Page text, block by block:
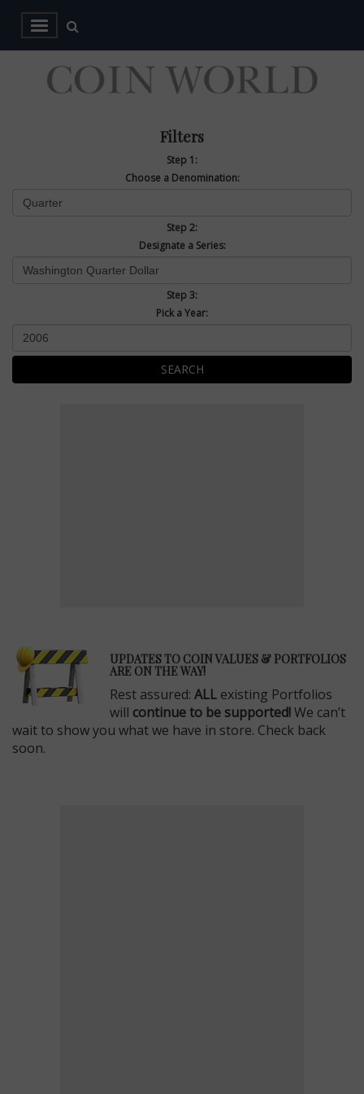
Filters
Step 1:
Choose a Denomination:
Step 2:
Designate a Series:
Step 3:
Pick a Year:
SEARCH
UPDATES TO COIN VALUES & PORTFOLIOS
ARE ON THE WAY!
Rest assured: ALL existing Portfolios
will continue to be supported!We can’t
wait to show you what we have in store. Check back
soon.